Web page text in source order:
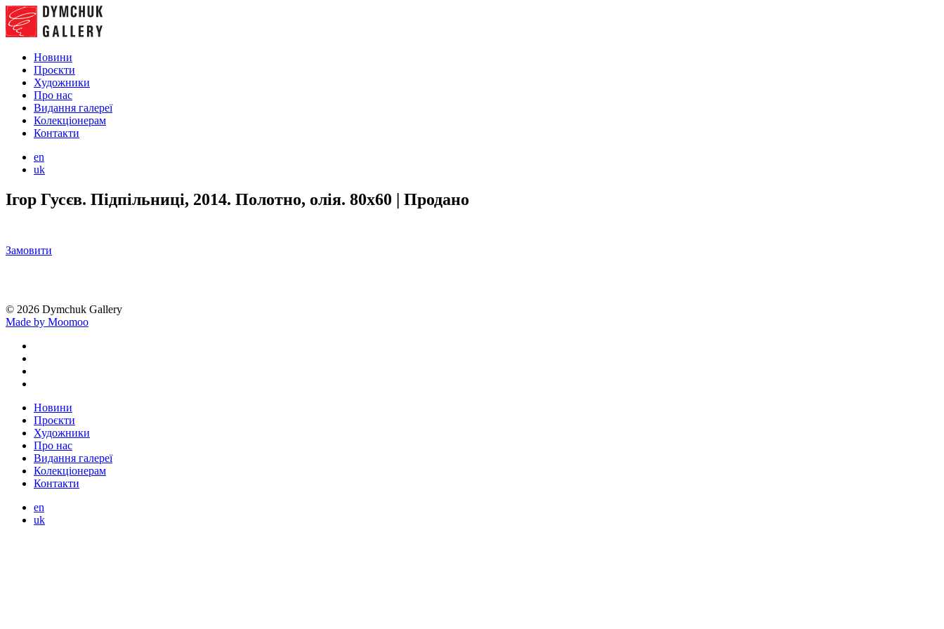
Новини
Проєкти
Художники
Про нас
Видання галереї
Колекціонерам
Контакти
en
uk
Ігор Гусєв. Підпільниці, 2014. Полотно, олія. 80х60 | Продано
Замовити
© 2026 Dymchuk Gallery
Made by Moomoo
Новини
Проєкти
Художники
Про нас
Видання галереї
Колекціонерам
Контакти
en
uk